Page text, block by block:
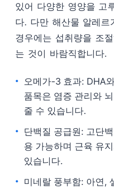
있어 다양한 영양을 고
다. 다만 해산물 알레
경우에는 섭취량을 조
는 것이 바람직합니다.
오메가-3 효과: DHA
품목은 염증 관리와
줄 수 있습니다.
단백질 공급원: 고단
용 가능하며 근육 유
있습니다.
미네랄 풍부함: 아연,